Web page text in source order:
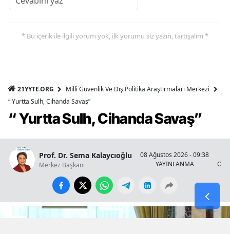
* Bu içerik ile ilgili yorum yok, ilk yorumu siz yazın, tartışalım *
21YYTE.ORG
Milli Güvenlik Ve Dış Politika Araştırmaları Merkezi
“ Yurtta Sulh, Cihanda Savaş”
“ Yurtta Sulh, Cihanda Savaş”
Prof. Dr. Sema Kalaycıoğlu
Merkez Başkanı
08 Ağustos 2026 - 09:38
YAYINLANMA